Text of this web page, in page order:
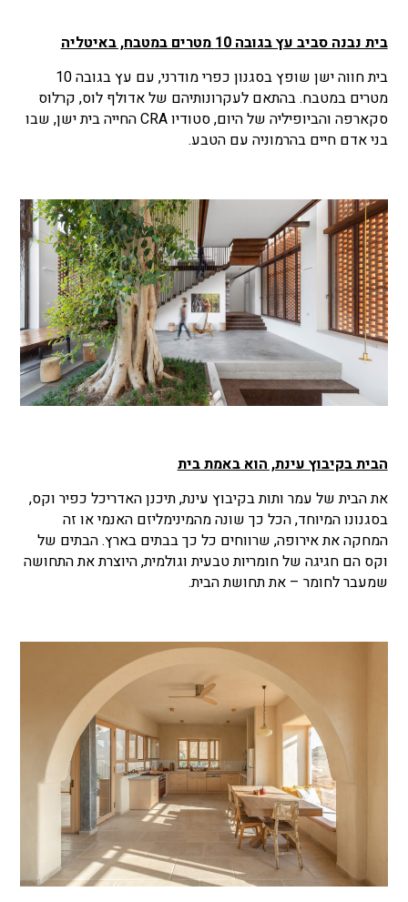
בית נבנה סביב עץ בגובה 10 מטרים במטבח, באיטליה
בית חווה ישן שופץ בסגנון כפרי מודרני, עם עץ בגובה 10
מטרים במטבח. בהתאם לעקרונותיהם של אדולף לוס, קרלוס
סקארפה והביופיליה של היום, סטודיוCRAהחייה בית ישן, שבו
בני אדם חיים בהרמוניה עם הטבע.
הבית בקיבוץ עינת, הוא באמת בית
את הבית של עמר ותות בקיבוץ עינת, תיכנן האדריכל כפיר וקס,
בסגנונו המיוחד, הכל כך שונה מהמינימליזם האנמי או זה
המחקה את אירופה, שרווחים כל כך בבתים בארץ. הבתים של
וקס הם חגיגה של חומריות טבעית וגולמית, היוצרת את התחושה
שמעבר לחומר – את תחושת הבית.